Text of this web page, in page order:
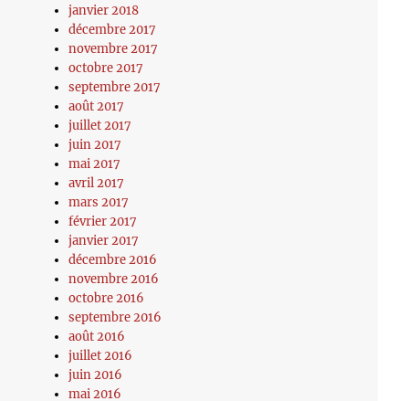
janvier 2018
décembre 2017
novembre 2017
octobre 2017
septembre 2017
août 2017
juillet 2017
juin 2017
mai 2017
avril 2017
mars 2017
février 2017
janvier 2017
décembre 2016
novembre 2016
octobre 2016
septembre 2016
août 2016
juillet 2016
juin 2016
mai 2016